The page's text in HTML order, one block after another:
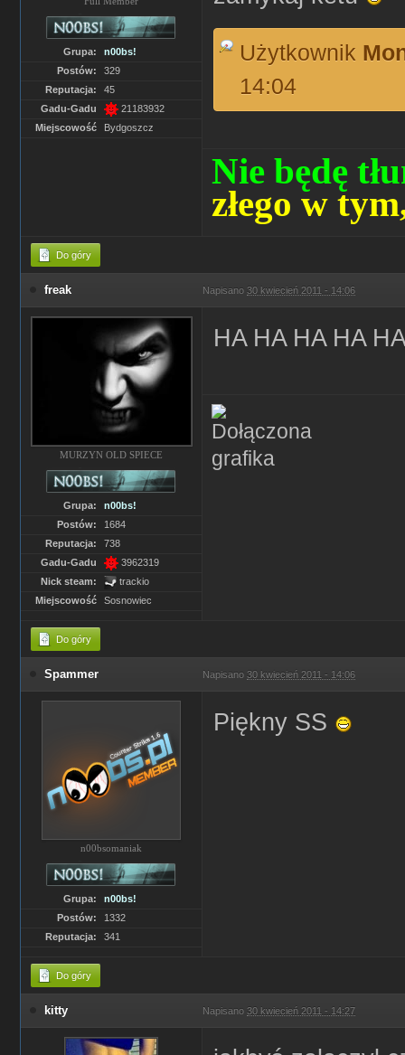
Grupa:
n00bs!
Postów:
329
Reputacja:
45
Gadu-Gadu
21183932
Miejscowość
Bydgoszcz
Użytkownik
14:04
Nie będę
złego w
Do góry
freak Napisano 30 kwiecień 2011 - 14:06
MURZYN OLD SPIECE
Grupa:
n00bs!
Postów:
1684
Reputacja:
738
Gadu-Gadu
3962319
Nick steam:
trackio
Miejscowość
Sosnowiec
HA HA HA HA
Do góry
Spammer Napisano 30 kwiecień 2011 - 14:06
n00bsomaniak
Grupa:
n00bs!
Postów:
1332
Reputacja:
341
Piękny SS
Do góry
kitty Napisano 30 kwiecień 2011 - 14:27